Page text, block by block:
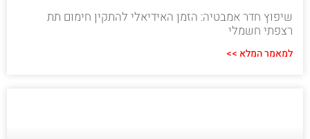
שיפוץ חדר אמבטיה: הזמן האידיאלי להתקין חימום תת
רצפתי חשמלי
למאמר המלא >>